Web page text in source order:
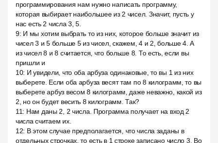
программирования нам нужно написать программу,
которая выбирает наибольшее из 2 чисел. Значит, пусть у
нас есть 2 числа 3, 5.
9: И мы хотим выбрать то из них, которое больше значит из
чисел 3 и 5 больше 5 из чисел, скажем, 4 и 2, больше 4. А
из чисел 8 и 8 считается, что больше 8. То есть, если вы
пришли и
10: И увидели, что оба арбуза одинаковые, то вы 1 из них
выберете. Если оба арбуза весят там по 8 килограмм, то вы
выберете арбуз весом 8 килограмм, даже неважно, какой из
2, но он будет весить 8 килограмм. Так?
11: Нам даны 2, 2 числа. Программа получает на вход 2
числа считаем их.
12: В этом случае предполагается, что числа заданы в
отдельных строчках, то есть в 1 строке записано число 3. Во